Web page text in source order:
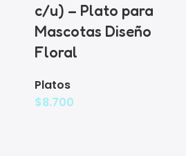
c/u) – Plato para
Mascotas Diseño
Floral
Platos
$8.700